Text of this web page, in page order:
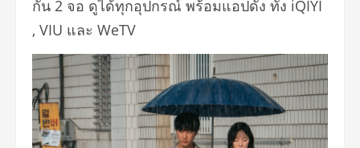
กัน 2 จอ ดูได้ทุกอุปกรณ์ พร้อมแอปดัง ทั้ง iQIYI
, VIU และ WeTV